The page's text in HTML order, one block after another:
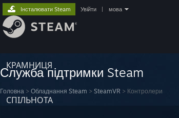
КРАМНИЦЯ
СПІЛЬНОТА
Інсталювати Steam Увійти мова
Служба підтримки Steam
Головна > Обладнання Steam > SteamVR > Контролери